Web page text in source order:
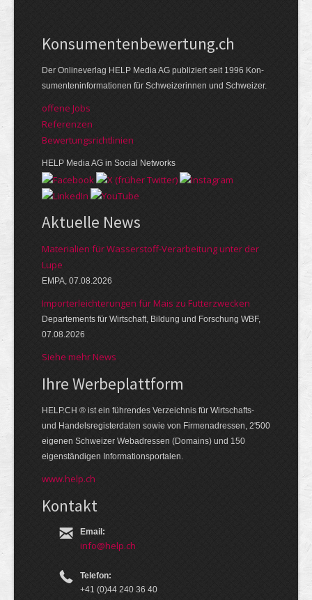
Kon­su­menten­be­wer­tung.ch
Der Online­verlag HELP Media AG publi­ziert seit 1996 Kon­
su­menten­infor­mationen für Schwei­zerinnen und Schweizer.
offene Jobs
Referenzen
Bewer­tungs­richt­linien
HELP Media AG in Social Networks
Aktuelle News
Materialien für Wasserstoff-Verarbeitung unter der
Lupe
EMPA, 07.08.2026
Importerleichterungen für Mais zu Futterzwecken
Departements für Wirtschaft, Bildung und Forschung WBF,
07.08.2026
Siehe mehr News
Ihre Werbe­platt­form
HELP.CH ® ist ein führendes Ver­zeich­nis für Wirt­schafts-
und Handels­register­daten so­wie von Firmen­adressen, 2'500
eige­nen Schweizer Web­adressen (Domains) und 150
eigen­ständigen Infor­mations­por­talen.
www.help.ch
Kontakt
Email:
info@help.ch
Telefon:
+41 (0)44 240 36 40